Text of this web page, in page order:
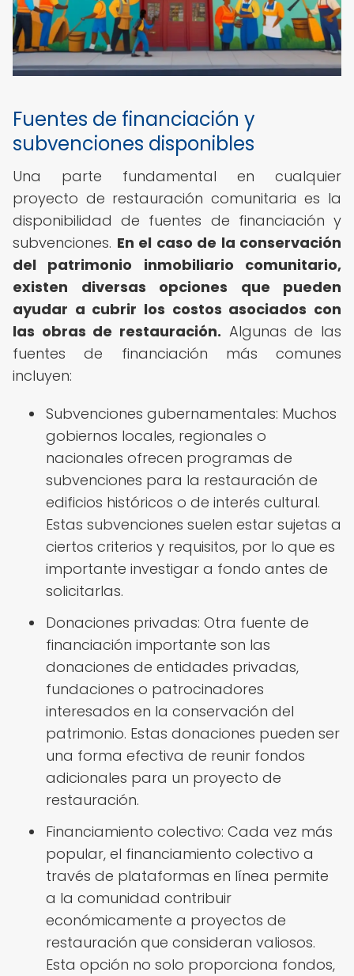
Fuentes de financiación y
subvenciones disponibles
Una parte fundamental en cualquier
proyecto de restauración comunitaria es la
disponibilidad de fuentes de financiación y
subvenciones. En el caso de la conservación
del patrimonio inmobiliario comunitario,
existen diversas opciones que pueden
ayudar a cubrir los costos asociados con
las obras de restauración. Algunas de las
fuentes de financiación más comunes
incluyen:
Subvenciones gubernamentales: Muchos
gobiernos locales, regionales o
nacionales ofrecen programas de
subvenciones para la restauración de
edificios históricos o de interés cultural.
Estas subvenciones suelen estar sujetas a
ciertos criterios y requisitos, por lo que es
importante investigar a fondo antes de
solicitarlas.
Donaciones privadas: Otra fuente de
financiación importante son las
donaciones de entidades privadas,
fundaciones o patrocinadores
interesados en la conservación del
patrimonio. Estas donaciones pueden ser
una forma efectiva de reunir fondos
adicionales para un proyecto de
restauración.
Financiamiento colectivo: Cada vez más
popular, el financiamiento colectivo a
través de plataformas en línea permite
a la comunidad contribuir
económicamente a proyectos de
restauración que consideran valiosos.
Esta opción no solo proporciona fondos,